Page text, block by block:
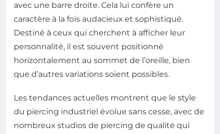
avec une barre droite. Cela lui confère un
caractère à la fois audacieux et sophistiqué.
Destiné à ceux qui cherchent à afficher leur
personnalité, il est souvent positionné
horizontalement au sommet de l’oreille, bien
que d’autres variations soient possibles.
Les tendances actuelles montrent que le style
du piercing industriel évolue sans cesse, avec de
nombreux studios de piercing de qualité qui